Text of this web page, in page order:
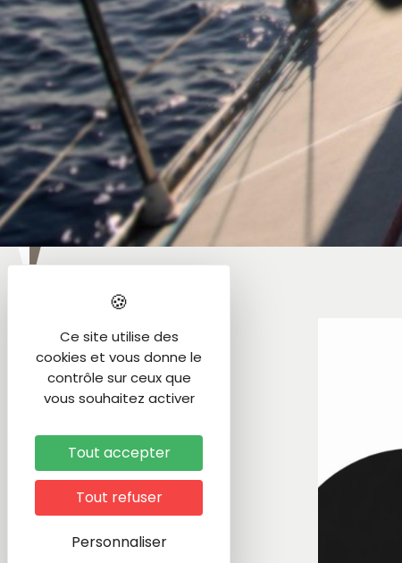
Câbles
MONOTORON
DYFORM
SOUPLE
EXTRA SOUPLE
GAINÉ MONOTORON
Ce site utilise des
cookies et vous donne le
contrôle sur ceux que
vous souhaitez activer
Tout accepter
Tout refuser
Personnaliser